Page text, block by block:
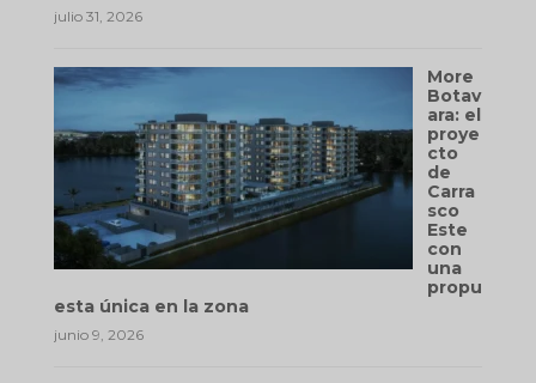
julio 31, 2026
More
Botav
ara: el
proye
cto
de
Carra
sco
Este
con
una
propu
esta única en la zona
junio 9, 2026